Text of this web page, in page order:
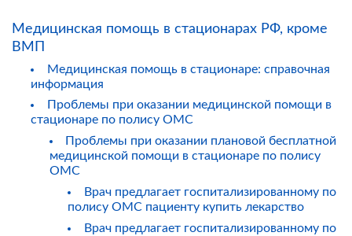
Медицинская помощь в стационарах РФ, кроме
ВМП
Медицинская помощь в стационаре: справочная
информация
Проблемы при оказании медицинской помощи в
стационаре по полису ОМС
Проблемы при оказании плановой бесплатной
медицинской помощи в стационаре по полису
ОМС
Врач предлагает госпитализированному по
полису ОМС пациенту купить лекарство
Врач предлагает госпитализированному по